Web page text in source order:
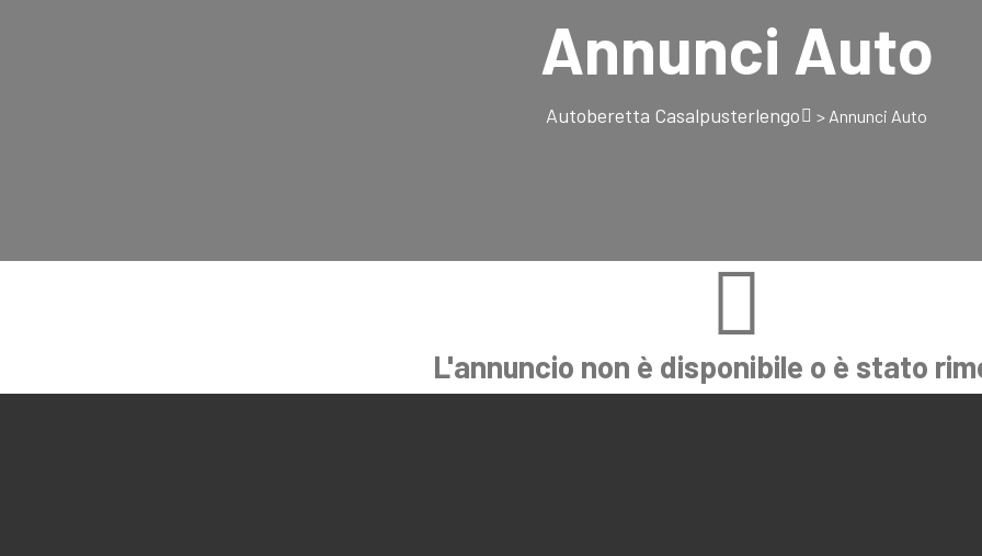
Annunci Auto
Autoberetta Casalpusterlengo > Annunci Auto
L'annuncio non è disponibile o è stato